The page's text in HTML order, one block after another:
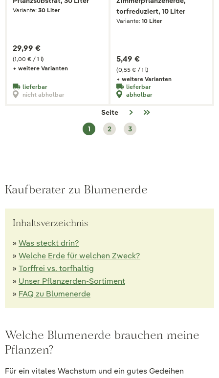
Variante: 30 Liter
(1,00 € / 1 l)
29,99 €
+ weitere Varianten
lieferbar
nicht abholbar
torfreduziert, 10 Liter
Variante: 10 Liter
(0,55 € / 1 l)
5,49 €
+ weitere Varianten
lieferbar
abholbar
Seite
1
2 3
Kaufberater zu Blumenerde
Inhaltsverzeichnis
» Was steckt drin?
» Welche Erde für welchen Zweck?
» Torffrei vs. torfhaltig
» Unser Pflanzerden-Sortiment
» FAQ zu Blumenerde
Welche Blumenerde brauchen meine
Pflanzen?
Für ein vitales Wachstum und ein gutes Gedeihen